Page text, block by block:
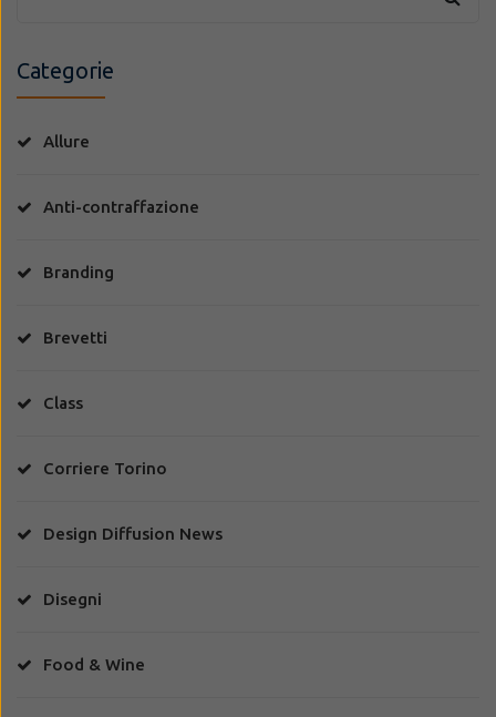
Categorie
Allure
Anti-contraffazione
Branding
Brevetti
Class
Corriere Torino
Design Diffusion News
Disegni
Food & Wine